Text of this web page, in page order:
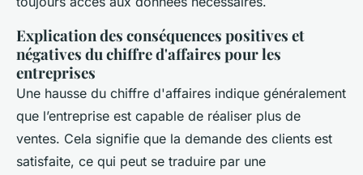
Explication des conséquences positives et
négatives du chiffre d'affaires pour les
entreprises
Une hausse du chiffre d'affaires indique généralement
que l’entreprise est capable de réaliser plus de
ventes. Cela signifie que la demande des clients est
satisfaite, ce qui peut se traduire par une